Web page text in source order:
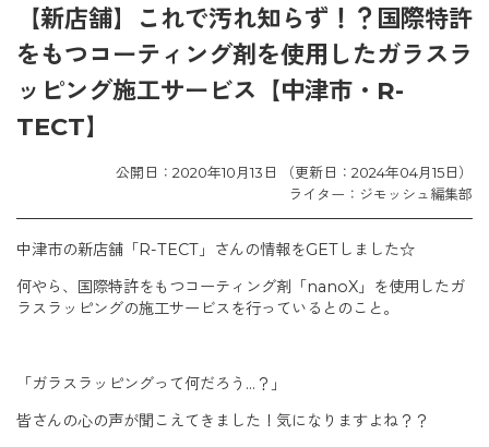
【新店舗】これで汚れ知らず！？国際特許
をもつコーティング剤を使用したガラスラ
ッピング施工サービス【中津市・R-
TECT】
公開日：2020年10月13日 （更新日：2024年04月15日）
ライター：ジモッシュ編集部
中津市の新店舗「R-TECT 」さんの情報をGET しました☆
何やら、国際特許をもつコーティング剤「nanoX 」を使用したガ
ラスラッピングの施工サービスを行っているとのこと。
「ガラスラッピングって何だろう…？」
皆さんの心の声が聞こえてきました！気になりますよね？？